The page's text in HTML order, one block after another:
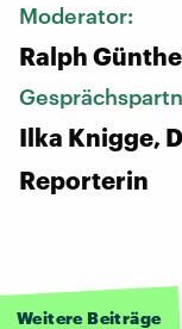
Moderator:
Ralph
Ilka Knigge,
Reporterin
Weitere Beiträge